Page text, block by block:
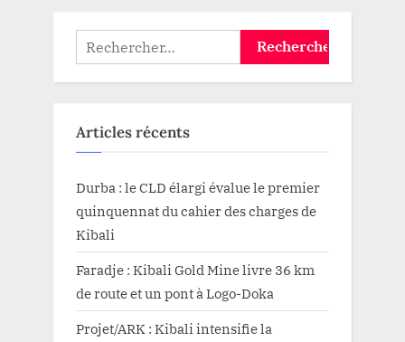
Rechercher :
Articles récents
Durba : le CLD élargi évalue le premier
quinquennat du cahier des charges de
Kibali
Faradje : Kibali Gold Mine livre 36 km
de route et un pont à Logo-Doka
Projet/ARK : Kibali intensifie la